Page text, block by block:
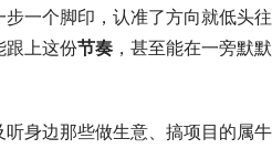
一个脚印，认准了方向就低头
跟上这份节奏 ，甚至能在一旁默默
身边那些做生意、搞项目的属